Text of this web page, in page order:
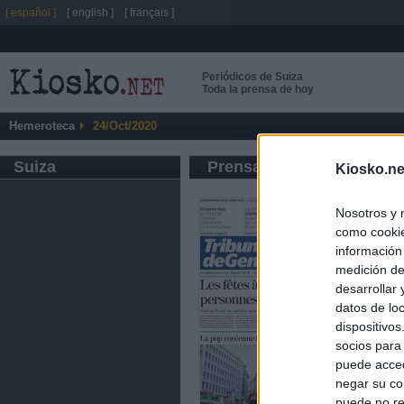
Nosotros y
como
medición
desarrollar
datos de
socios
puede
negar su
Periódicos de Suiza
Toda la prensa de hoy
Hemeroteca 24/Oct/2020
Suiza Prensa de Información
[ español ] [ english ] [ français ]